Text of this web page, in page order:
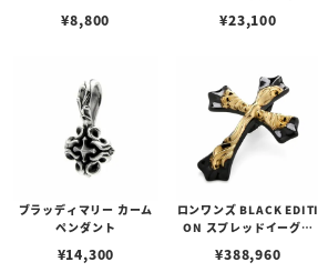
¥8,800 ¥23,100
ブラッディマリー カーム
ペンダント
¥14,300
ロンワンズ BLACK EDITI
ON スプレッドイーグル
コーティング w/ K18イエ
¥388,960